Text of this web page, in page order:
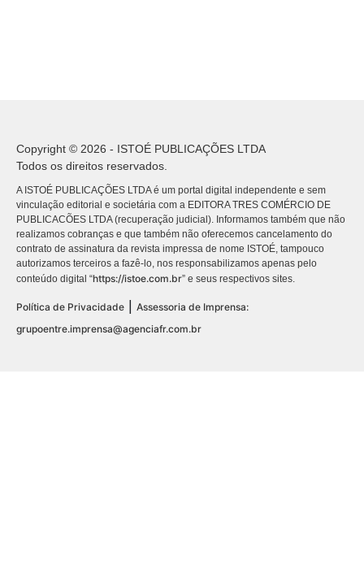
Copyright © 2026 - ISTOÉ PUBLICAÇÕES LTDA
Todos os direitos reservados.
A ISTOÉ PUBLICAÇÕES LTDA é um portal digital independente e sem
vinculação editorial e societária com a EDITORA TRES COMÉRCIO DE
PUBLICACÕES LTDA (recuperação judicial). Informamos também que não
realizamos cobranças e que também não oferecemos cancelamento do
contrato de assinatura da revista impressa de nome ISTOÉ, tampouco
autorizamos terceiros a fazê-lo, nos responsabilizamos apenas pelo
conteúdo digital “https://istoe.com.br” e seus respectivos sites.
Política de Privacidade
Assessoria de Imprensa:
grupoentre.imprensa@agenciafr.com.br